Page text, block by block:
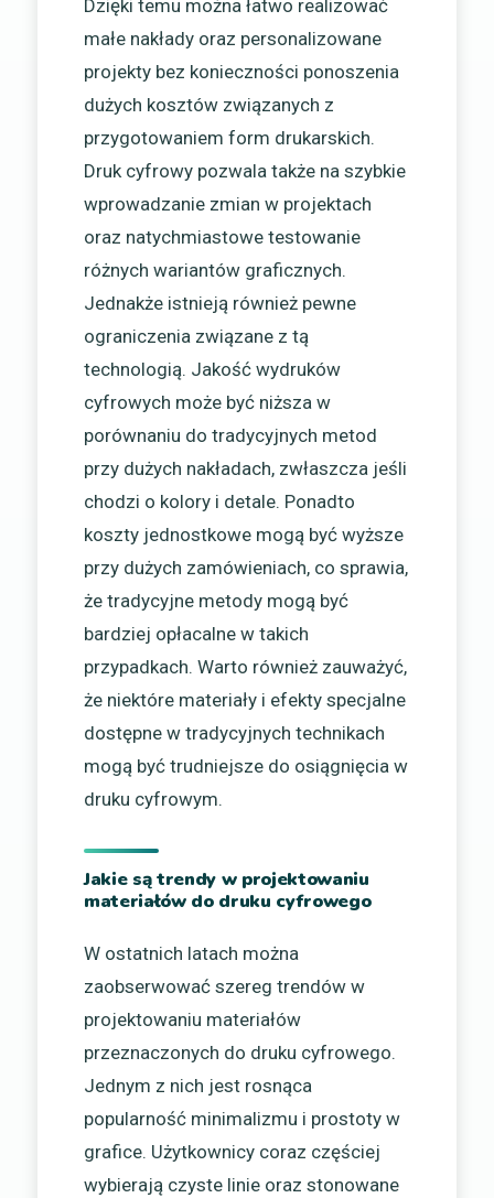
Dzięki temu można łatwo realizować
małe nakłady oraz personalizowane
projekty bez konieczności ponoszenia
dużych kosztów związanych z
przygotowaniem form drukarskich.
Druk cyfrowy pozwala także na szybkie
wprowadzanie zmian w projektach
oraz natychmiastowe testowanie
różnych wariantów graficznych.
Jednakże istnieją również pewne
ograniczenia związane z tą
technologią. Jakość wydruków
cyfrowych może być niższa w
porównaniu do tradycyjnych metod
przy dużych nakładach, zwłaszcza jeśli
chodzi o kolory i detale. Ponadto
koszty jednostkowe mogą być wyższe
przy dużych zamówieniach, co sprawia,
że tradycyjne metody mogą być
bardziej opłacalne w takich
przypadkach. Warto również zauważyć,
że niektóre materiały i efekty specjalne
dostępne w tradycyjnych technikach
mogą być trudniejsze do osiągnięcia w
druku cyfrowym.
Jakie są trendy w projektowaniu
materiałów do druku cyfrowego
W ostatnich latach można
zaobserwować szereg trendów w
projektowaniu materiałów
przeznaczonych do druku cyfrowego.
Jednym z nich jest rosnąca
popularność minimalizmu i prostoty w
grafice. Użytkownicy coraz częściej
wybierają czyste linie oraz stonowane